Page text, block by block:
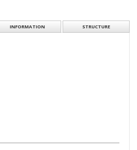
INFORMATION STRUCTURE